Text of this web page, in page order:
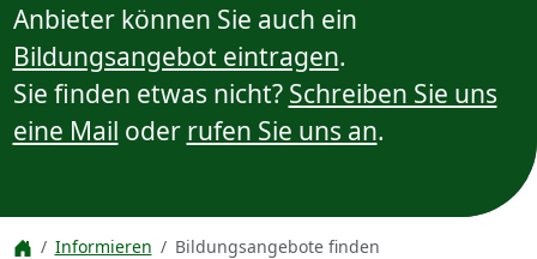
Anbieter können Sie auch ein
Bildungsangebot eintragen.
Sie finden etwas nicht? Schreiben Sie uns
eine Mail oder rufen Sie uns an.
Informieren Bildungsangebote finden